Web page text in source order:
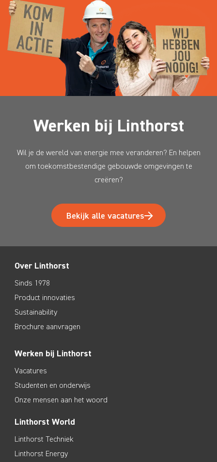
Werken bij Linthorst
Wil je de wereld van energie mee veranderen? En helpen
om toekomstbestendige gebouwde omgevingen te
creëren?
Bekijk alle vacatures
Over Linthorst
Sinds 1978
Product innovaties
Sustainability
Brochure aanvragen
Werken bij Linthorst
Vacatures
Studenten en onderwijs
Onze mensen aan het woord
Linthorst World
Linthorst Techniek
Linthorst Energy